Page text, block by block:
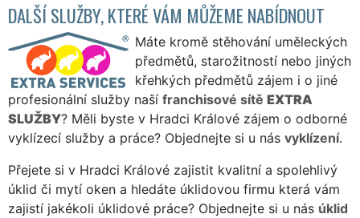
DALŠÍ SLUŽBY, KTERÉ VÁM MŮŽEME NABÍDNOUT
Máte kromě stěhování uměleckých
předmětů, starožitností nebo jiných
křehkých předmětů zájem i o jiné
profesionální služby naší franchisové sítě EXTRA
SLUŽBY? Měli byste v Hradci Králové zájem o odborné
vyklízecí služby a práce? Objednejte si u nás vyklízení.
Přejete si v Hradci Králové zajistit kvalitní a spolehlivý
úklid či mytí oken a hledáte úklidovou firmu která vám
zajistí jakékoli úklidové práce? Objednejte si u nás úklid